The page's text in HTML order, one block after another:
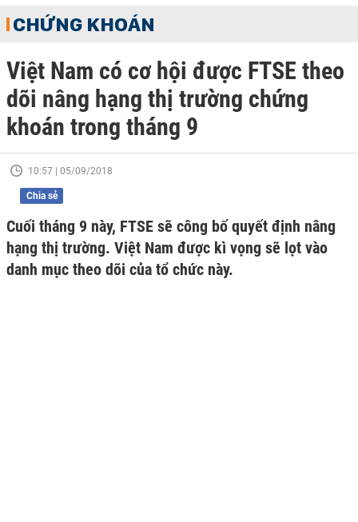
CHỨNG KHOÁN
Việt Nam có cơ hội được FTSE theo
dõi nâng hạng thị trường chứng
khoán trong tháng 9
10:57 | 05/09/2018
Chia sẻ
Cuối tháng 9 này, FTSE sẽ công bố quyết định nâng
hạng thị trường. Việt Nam được kì vọng sẽ lọt vào
danh mục theo dõi của tổ chức này.